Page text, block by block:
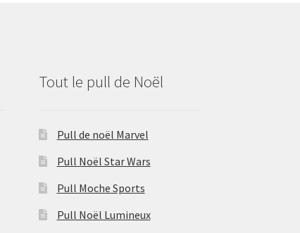
Tout le pull de Noël
Pull de noël Marvel
Pull Noël Star Wars
Pull Moche Sports
Pull Noël Lumineux